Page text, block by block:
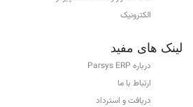
الکترونیک
لینک های مفید
درباره Parsys ERP
ارتباط با ما
دریافت و استرداد